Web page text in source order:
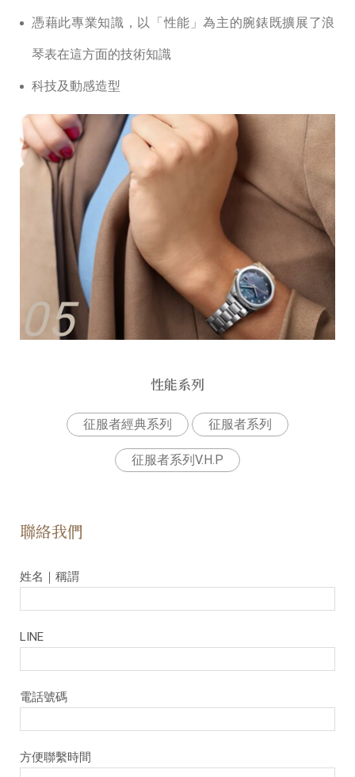
05
憑藉此專業知識，以「性能」為主的腕錶既擴展了浪
琴表在這⽅⾯的技術知識
科技及動感造型
性能系列
征服者經典系列 征服者系列
征服者系列V.H.P
聯絡我們
姓名｜稱謂
LINE
電話號碼
⽅便聯繫時間